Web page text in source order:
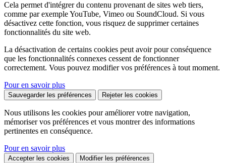
Cela permet d'intégrer du contenu provenant de sites web tiers,
comme par exemple YouTube, Vimeo ou SoundCloud. Si vous
désactivez cette fonction, vous risquez de supprimer certaines
fonctionnalités du site web.
La désactivation de certains cookies peut avoir pour conséquence
que les fonctionnalités connexes cessent de fonctionner
correctement. Vous pouvez modifier vos préférences à tout moment.
Pour en savoir plus
Sauvegarder les préférences Rejeter les cookies
Nous utilisons les cookies pour améliorer votre navigation,
mémoriser vos préférences et vous montrer des informations
pertinentes en conséquence.
Pour en savoir plus
Accepter les cookies Modifier les préférences